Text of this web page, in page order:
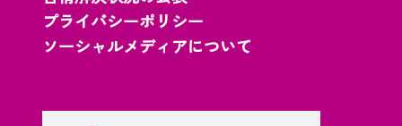
プライバシーポリシー
ソーシャルメディアについて